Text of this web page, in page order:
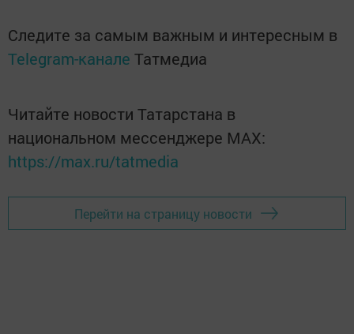
Следите за самым важным и интересным в
Telegram-канале Татмедиа
Читайте новости Татарстана в
национальном мессенджере MАХ:
https://max.ru/tatmedia
Перейти на страницу новости